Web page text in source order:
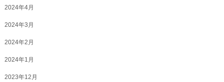
2024年4月
2024年3月
2024年2月
2024年1月
2023年12月